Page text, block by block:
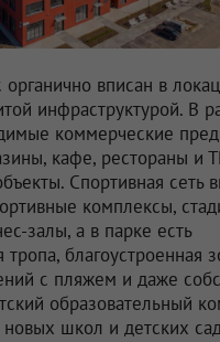
вписан в
инфраструктурой. В
коммерческие
кафе, рестораны и
Спортивная сеть
комплексы,
залы, а в парке есть
тропа, благоустроенная
с пляжем и даже
образовательный
школ и детских